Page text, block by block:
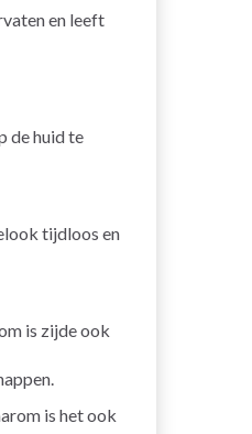
en leeft
de huid te
tijdloos en
is zijde ook
is het ook